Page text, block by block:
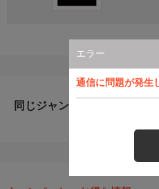
エラー
通信に問題が発生
同じジャンルのおすすめ番組